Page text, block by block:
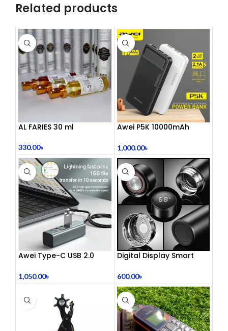
Related products
AL FARIES 30 ml
330.00৳
Awei P5K 10000mAh
Dual USB Powerbank
1,000.00৳
Awei Type-C USB 2.0
1,050.00৳
Digital Display Smart
600.00৳